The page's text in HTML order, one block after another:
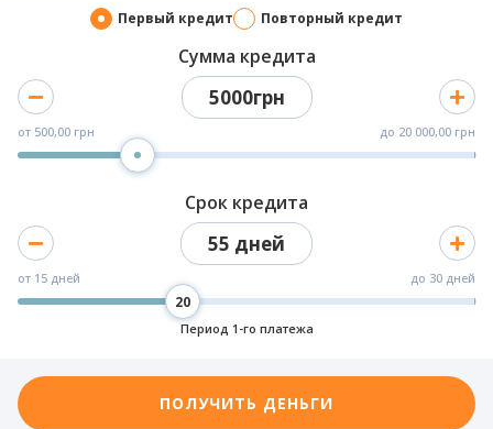
Первый кредит Повторный кредит
Сумма кредита
5000грн
от 500,00 грн до 20 000,00 грн
Срок кредита
55 дней
от 15 дней до 30 дней
Период 1-го платежа
ПОЛУЧИТЬ ДЕНЬГИ